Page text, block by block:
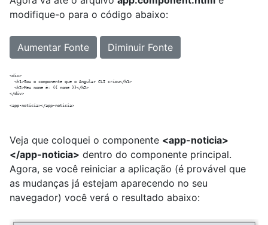
modifique-o para o código abaixo:
Aumentar Fonte Diminuir Fonte
<div>
  <h1>Sou o componente que o Angular CLI criou</h1>
  <h2>Meu nome é: {{ nome }}</h2>
</div>
Veja que coloquei o componente <app-noticia>
</app-noticia> dentro do componente principal.
Agora, se você reiniciar a aplicação (é provável que
as mudanças já estejam aparecendo no seu
navegador) você verá o resultado abaixo: